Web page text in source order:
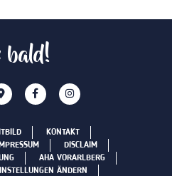
bald!
KONTAKT
DISCLAIM
AHA VORARLBERG
ÄNDERN